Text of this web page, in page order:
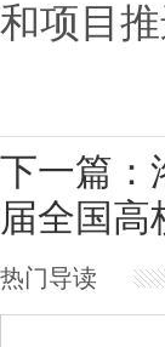
和项目推
下一篇：
届全国高
热门导读